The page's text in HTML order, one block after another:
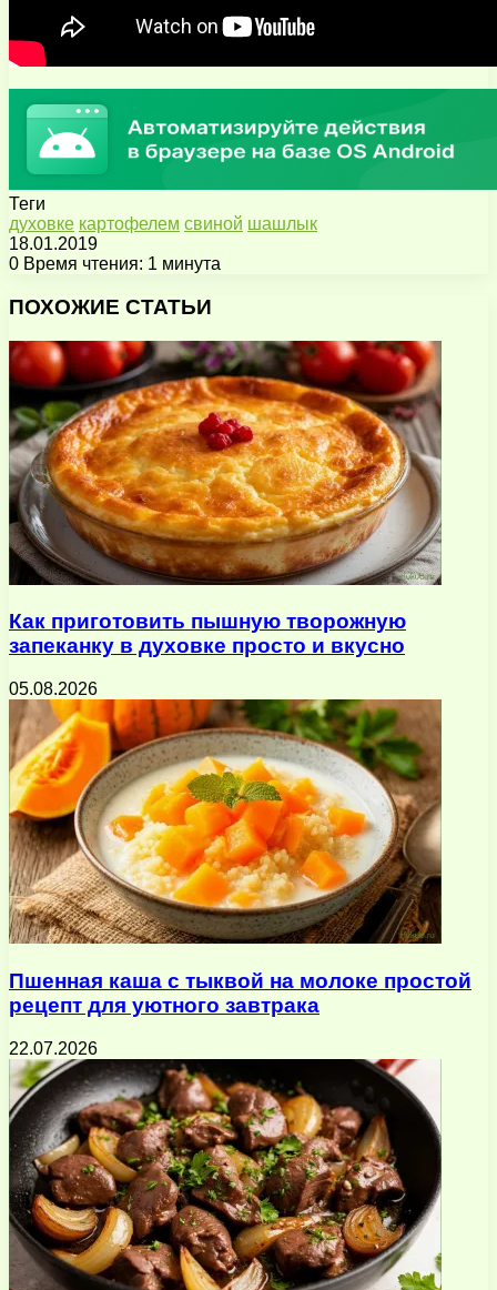
Теги
духовке картофелем свиной шашлык
18.01.2019
0 Время чтения: 1 минута
через
почту
ПОХОЖИЕ СТАТЬИ
Как приготовить пышную творожную
запеканку в духовке просто и вкусно
05.08.2026
Пшенная каша с тыквой на молоке простой
рецепт для уютного завтрака
22.07.2026